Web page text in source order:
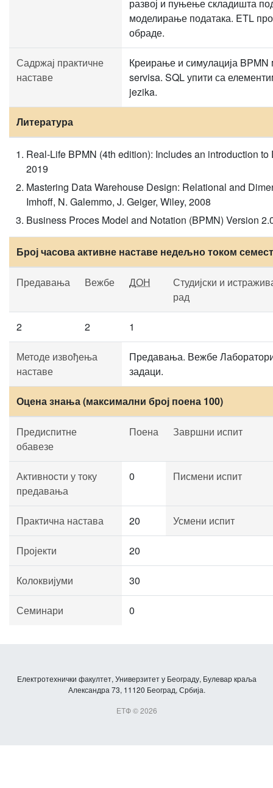
развој и пуњење складишта
моделирање података. ETL
обраде.
Садржај практичне
наставе
Креирање и симулација
servisa. SQL упити са
jezika.
Литература
Real-Life BPMN (4th edition): Includes an introduction to
2019
Mastering Data Warehouse Design: Relational and
Imhoff, N. Galemmo, J. Geiger, Wiley, 2008
Business Proces Model and Notation (BPMN) Version
Број часова активне наставе недељно током
Предавања Вежбе ДОН
Студијски и
рад
2 2 1
Методе извођења
наставе
Предавања. Вежбе
задаци.
Оцена знања (максимални број поена 100)
Предиспитне
обавезе
Поена Завршни испит
Активности у току
предавања
0 Писмени испит
Практична настава 20 Усмени испит
Пројекти 20
Колоквијуми 30
Семинари 0
Електротехнички факултет, Универзитет у Београду, Булевар краља
Александра 73, 11120 Београд, Србија.
ЕТФ © 2026